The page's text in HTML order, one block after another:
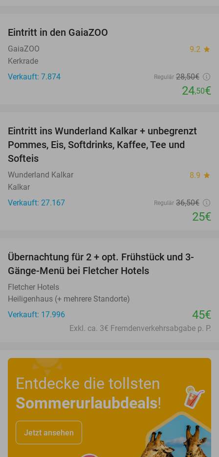
Eintritt in den GaiaZOO
GaiaZOO 9.2 star
Kerkrade
Verkauft: 7.874
Regulär 28,50€
24,50€
32%
Eintritt ins Wunderland Kalkar + unbegrenzt
Pommes, Eis, Softdrinks, Kaffee, Tee und
Softeis
Wunderland Kalkar 8.9 star
Kalkar
Verkauft: 27.167
Regulär 36,50€
25€
Übernachtung für 2 + opt. Frühstück und 3-
Gänge-Menü bei Fletcher Hotels
Fletcher Hotels
Heiligenhaus (+ mehrere Standorte)
Verkauft: 17.996
45€
Exkl. ca. 3€ Fremdenverkehrsabgabe p. P.
Entdecke die tollsten
Sommerurlaubdeals!
Jetzt ansehen